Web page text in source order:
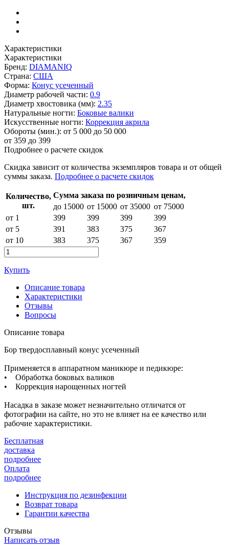
Характеристики
Характеристики
Бренд: DIAMANIQ
Страна: США
Форма: Конус усеченный
Диаметр рабочей части: 0.9
Диаметр хвостовика (мм): 2.35
Натуральные ногти: Боковые валики
Искусственные ногти: Коррекция акрила
Обороты (мин.): от 5 000 до 50 000
от 359 до 399
Подробнее о расчете скидок
Скидка зависит от количества экземпляров товара и от общей
суммы заказа. Подробнее о расчете скидок
Количество,
шт.
Сумма заказа по розничным ценам,
до 15000 от 15000 от 35000 от 75000
от 1
399 399 399
399
от 5
391 383 375
367
от 10
383 375 367 359
Купить
Описание товара
Характеристики
Отзывы
Вопросы
Описание товара
Бор твердосплавный конус усеченный
Применяется в аппаратном маникюре и педикюре:
• Обработка боковых валиков
• Коррекция нарощенных ногтей
Насадка в заказе может незначительно отличатся от
фотографии на сайте, но это не влияет на ее качество или
рабочие характеристики.
Бесплатная
доставка
подробнее
Оплата
подробнее
Инструкция по дезинфекции
Возврат товара
Гарантии качества
Отзывы
Написать отзыв